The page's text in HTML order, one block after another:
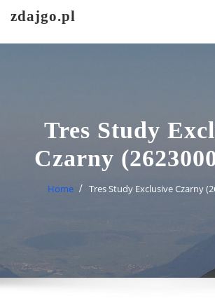
zdajgo.pl
Tres Study
Czarny
Home Tres Study Exclusive Czarny